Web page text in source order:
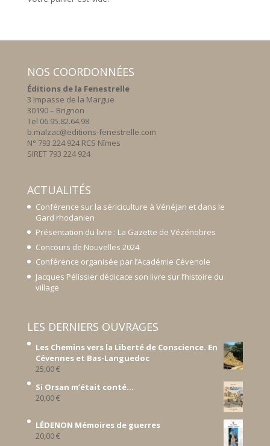
NOS COORDONNÉES
Éditions de la Fenestrelle
3 Impasse de la Margue
30190 – Brignon
Tel 06.95.82.64.98
b.malzac@editions-fenestrelle.com
N° 793 224 924 RCS Nîmes
SIRET 793 224 924
ACTUALITÉS
Conférence sur la sériciculture à Vénéjan et dans le
Gard rhodanien
Présentation du livre : La Gazette de Vézénobres
Concours de Nouvelles 2024
Conférence organisée par l’Académie Cévenole
Jacques Pélissier dédicace son livre sur l’histoire du
village
LES DERNIERS OUVRAGES
Les Chemins vers la Liberté de Conscience. En
Cévennes et Bas-Languedoc
25,00€
Si Orsan m’était conté...
20,00€
LÉDENON Mémoires de guerres
20,00€